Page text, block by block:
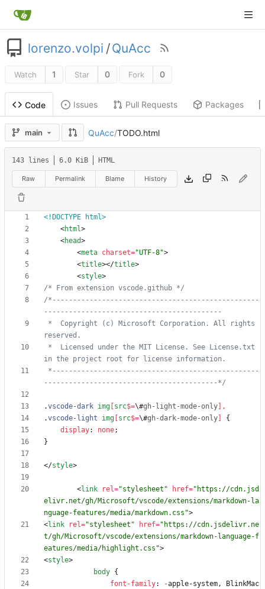
lorenzo.volpi /QuAcc
Watch 1 Star 0 Fork 0
Code Issues Pull Requests Packages
main QuAcc/TODO.html
143 lines 6.0 KiB HTML
Raw Permalink Blame History
<!DOCTYPE html>
<html>
<head>
<meta charset="UTF-8">
<title></title>
<style>
/* From extension vscode.github */
/*--------------------------------------------------
------------------------------------------*/
.vscode-dark img src$=\#gh-light-mode-only
,
.vscode-light img src$=\#gh-dark-mode-only
{
display: none;
}
</style>
<link rel="stylesheet" href="https://cdn.jsd
elivr.net/gh/Microsoft/vscode/extensions/markdown-la
nguage-features/media/markdown.css">
<link rel="stylesheet" href="https://cdn.jsdelivr.ne
t/gh/Microsoft/vscode/extensions/markdown-language-f
eatures/media/highlight.css">
<style>
body {
font-family: -apple-system,
BlinkMac